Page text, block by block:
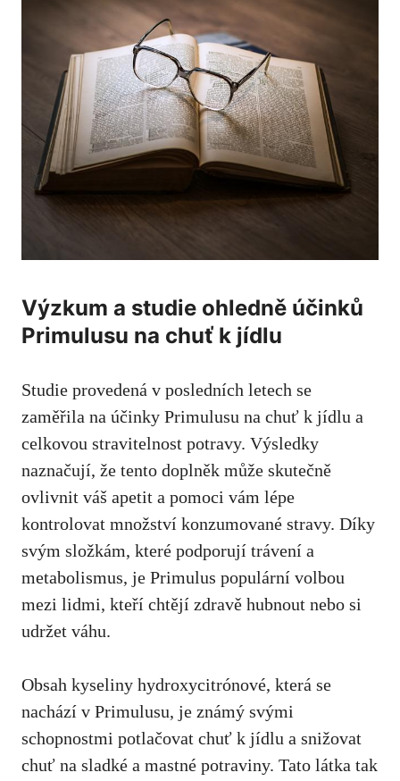
Výzkum a studie ohledně účinků
Primulusu na chuť k jídlu
Studie provedená v posledních letech se
zaměřila na účinky Primulusu na chuť k jídlu a
celkovou stravitelnost potravy. Výsledky
naznačují, že tento doplněk může skutečně
ovlivnit váš apetit a pomoci vám lépe
kontrolovat množství konzumované stravy. Díky
svým složkám, které podporují trávení a
metabolismus, je Primulus populární volbou
mezi lidmi, kteří chtějí zdravě hubnout nebo si
udržet váhu.
Obsah kyseliny hydroxycitrónové, která se
nachází v Primulusu, je známý svými
schopnostmi potlačovat chuť k jídlu a snižovat
chuť na sladké a mastné potraviny. Tato látka tak